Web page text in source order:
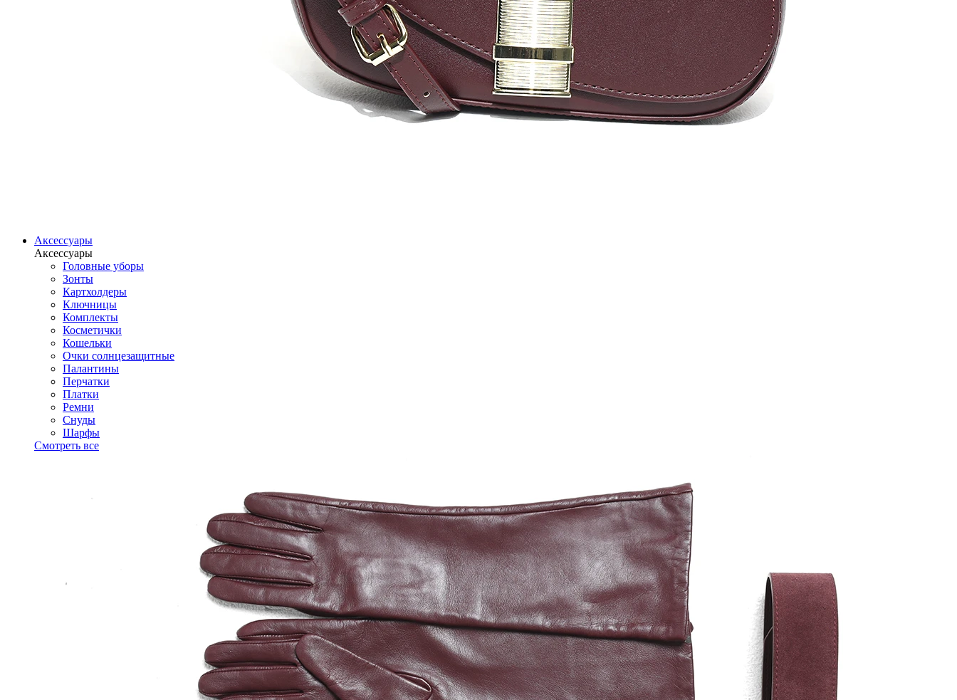
Аксессуары
Аксессуары
Головные уборы
Зонты
Картхолдеры
Ключницы
Комплекты
Косметички
Кошельки
Очки солнцезащитные
Палантины
Перчатки
Платки
Ремни
Снуды
Шарфы
Смотреть все